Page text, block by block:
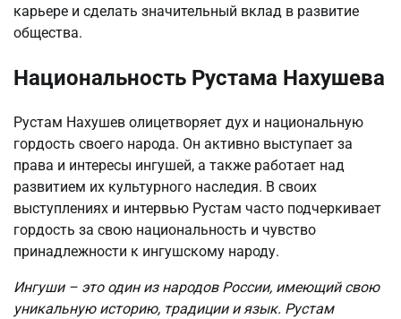
карьере и сделать значительный вклад в развитие
общества.
Национальность Рустама Нахушева
Рустам Нахушев олицетворяет дух и национальную
гордость своего народа. Он активно выступает за
права и интересы ингушей, а также работает над
развитием их культурного наследия. В своих
выступлениях и интервью Рустам часто подчеркивает
гордость за свою национальность и чувство
принадлежности к ингушскому народу.
Ингуши – это один из народов России, имеющий свою
уникальную историю, традиции и язык. Рустам